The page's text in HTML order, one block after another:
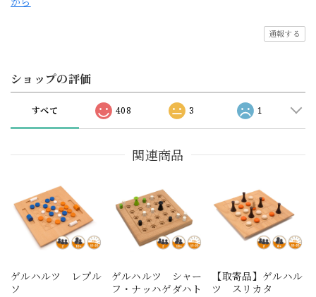
通報する
ショップの評価
すべて 408 3 1
関連商品
ゲルハルツ レプル
ソ
ゲルハルツ シャー
フ・ナッハゲダハト
【取寄品】ゲルハル
ツ スリカタ